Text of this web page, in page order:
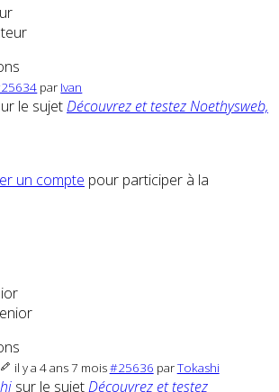
par Ivan
le sujetDécouvrez et testez Noethysweb,
un compte pour participer à la
il y a 4 ans 7 mois#25636 parTokashi
sur le sujetDécouvrez et testez